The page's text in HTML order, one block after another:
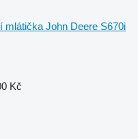
mlátička John Deere S670i
Kč